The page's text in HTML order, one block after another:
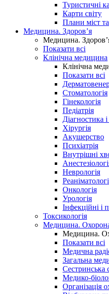
Туристичні
Карти світу
Плани міст
Медицина. Здоров’я
Медицина.
Показати всі
Клінічна медицина
Клінічна
Показати всі
Стоматологія
Гінекологія
Педіатрія
Діагностика
Хірургія
Акушерство
Психіатрія
Внутрішні
Неврологія
Онкологія
Урологія
Інфекційні і
Токсикологія
Медицина.
Медицина.
Показати всі
Медична
Загальна
Сестринська
Медико-
Організація